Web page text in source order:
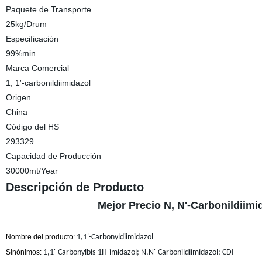
Paquete de Transporte
25kg/Drum
Especificación
99%min
Marca Comercial
1, 1′-carbonildiimidazol
Origen
China
Código del HS
293329
Capacidad de Producción
30000mt/Year
Descripción de Producto
Mejor Precio N, N'-
Nombre del producto:1,1'-Carbonyldiimidazol
Sinónimos:1,1'-Carbonylbis-1H-imidazol; N,N'-Carbonildiimidazol; CDI